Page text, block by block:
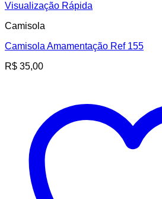
Visualização Rápida
Camisola
Camisola Amamentação Ref 155
R$ 35,00